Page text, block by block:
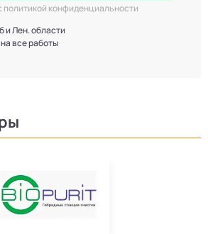
политикой конфиденциальности
и Лен. области
все работы